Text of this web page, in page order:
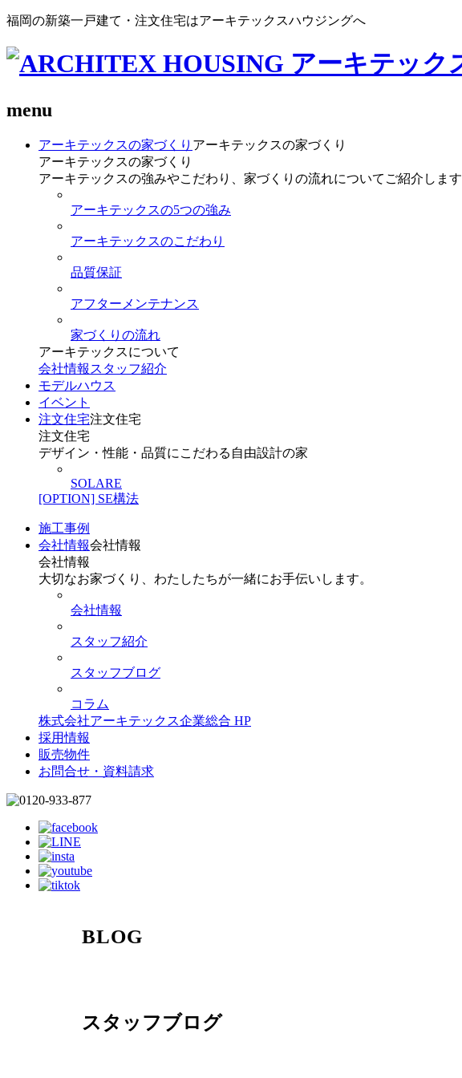
福岡の新築一戸建て・注文住宅はアーキテックスハウジングへ
menu
アーキテックスの家づくり アーキテックスの家づくり
アーキテックスの家づくり
アーキテックスの強みやこだわり、家づくりの流れについてご紹介します
アーキテックスの5つの強み
アーキテックスのこだわり
品質保証
アフターメンテナンス
家づくりの流れ
アーキテックスについて
会社情報 スタッフ紹介
モデルハウス
イベント
注文住宅注文住宅
注文住宅
デザイン・性能・品質にこだわる自由設計の家
SOLARE
[OPTION] SE構法
施工事例
会社情報会社情報
会社情報
大切なお家づくり、わたしたちが一緒にお手伝いします。
会社情報
スタッフ紹介
スタッフブログ
コラム
株式会社アーキテックス企業総合 HP
採用情報
販売物件
お問合せ・資料請求
BLOG
スタッフブログ